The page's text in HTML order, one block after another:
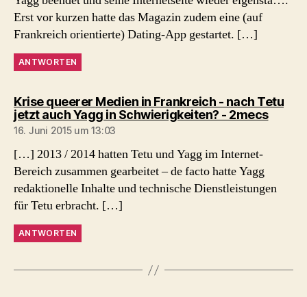
Erst vor kurzen hatte das Magazin zudem eine (auf
Frankreich orientierte) Dating-App gestartet. […]
ANTWORTEN
Krise queerer Medien in Frankreich - nach Tetu
jetzt auch Yagg in Schwierigkeiten? - 2mecssagt:
16. Juni 2015 um 13:03
[…] 2013 / 2014 hatten Tetu und Yagg im Internet-
Bereich zusammen gearbeitet – de facto hatte Yagg
redaktionelle Inhalte und technische Dienstleistungen
für Tetu erbracht. […]
ANTWORTEN